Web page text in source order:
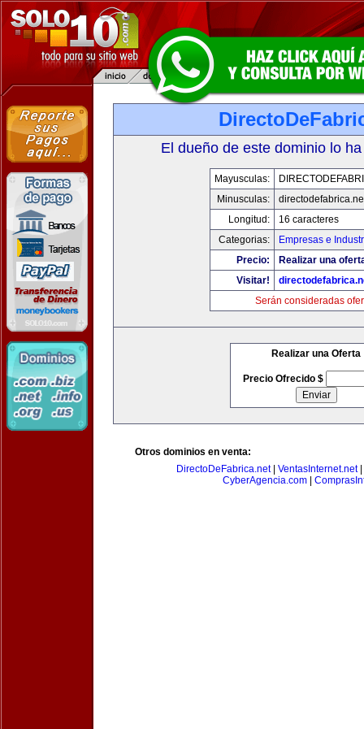
El dueño de este dominio lo
Mayusculas:
Minusculas:
Longitud:
16 caracteres
Categorias:
Empresas e
Precio:
Realizar una
Visitar!
Serán consideradas
Realizar una Oferta
Precio Ofrecido $
Otros dominios en venta:
DirectoDeFabrica.net| VentasInternet.net|
CyberAgencia.com